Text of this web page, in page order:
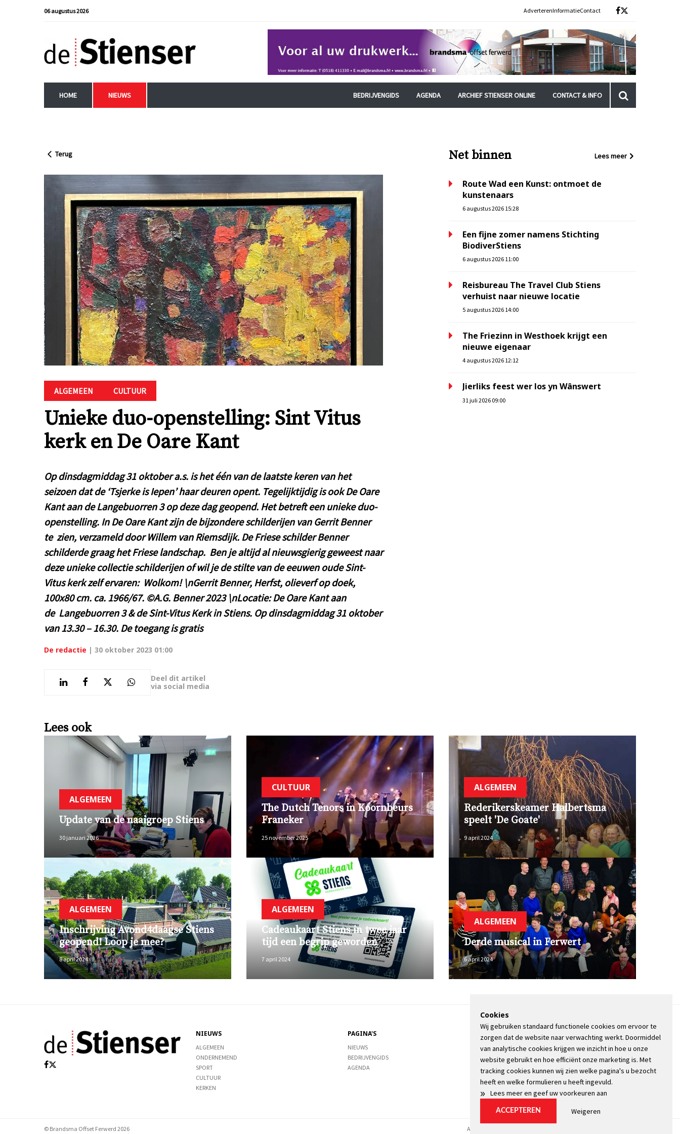
06 augustus 2026 AdverterenInformatieContact
HOME NIEUWS BEDRIJVENGIDS AGENDA ARCHIEF STIENSER ONLINE CONTACT & INFO
Terug
ALGEMEEN CULTUUR
Unieke duo-openstelling: Sint Vitus
kerk en De Oare Kant
Op dinsdagmiddag 31 oktober a.s. is het één van de laatste keren van het
seizoen dat de ‘Tsjerke is Iepen’ haar deuren opent. Tegelijktijdig is ook De Oare
Kant aan de Langebuorren 3 op deze dag geopend. Het betreft een unieke duo-
openstelling. In De Oare Kant zijn de bijzondere schilderijen van Gerrit Benner
te zien, verzameld door Willem van Riemsdijk. De Friese schilder Benner
schilderde graag het Friese landschap. Ben je altijd al nieuwsgierig geweest naar
deze unieke collectie schilderijen of wil je de stilte van de eeuwen oude Sint-
Vitus kerk zelf ervaren: Wolkom! \nGerrit Benner, Herfst, olieverf op doek,
100x80 cm. ca. 1966/67. ©A.G. Benner 2023 \nLocatie: De Oare Kant aan
de Langebuorren 3 & de Sint-Vitus Kerk in Stiens. Op dinsdagmiddag 31 oktober
van 13.30 – 16.30. De toegang is gratis
De redactie | 30 oktober 2023 01:00
Deel dit artikel
via social media
Net binnen Lees meer
Route Wad een Kunst: ontmoet de
kunstenaars
6 augustus 2026 15:28
Een fijne zomer namens Stichting
BiodiverStiens
6 augustus 2026 11:00
Reisbureau The Travel Club Stiens
verhuist naar nieuwe locatie
5 augustus 2026 14:00
The Friezinn in Westhoek krijgt een
nieuwe eigenaar
4 augustus 2026 12:12
Jierliks feest wer los yn Wânswert
31 juli 2026 09:00
Lees ook
ALGEMEEN
Update van de naaigroep Stiens
30 januari 2026
CULTUUR
The Dutch Tenors in Koornbeurs
Franeker
25 november 2025
ALGEMEEN
Rederikerskeamer Halbertsma
speelt 'De Goate'
9 april 2024
ALGEMEEN
Inschrijving Avond4daagse Stiens
geopend! Loop je mee?
8 april 2024
ALGEMEEN
Cadeaukaart Stiens in twee jaar
tijd een begrip geworden
7 april 2024
ALGEMEEN
Derde musical in Ferwert
6 april 2024
NIEUWS
ALGEMEEN
ONDERNEMEND
SPORT
CULTUUR
KERKEN
PAGINA'S
NIEUWS
BEDRIJVENGIDS
AGENDA
OVER DE STIENSER
CONTACT
ADVERTEREN
INFORMATIE
© Brandsma Offset Ferwerd 2026 Algemene voorwaarden
Cookies
Wij gebruiken standaard functionele cookies om ervoor te
zorgen dat de website naar verwachting werkt. Doormiddel
van analytische cookies krijgen we inzicht in hoe u onze
website gebruikt en hoe efficiënt onze marketing is. Met
tracking cookies kunnen wij zien welke pagina's u bezocht
heeft en welke formulieren u heeft ingevuld.
» Lees meer en geef uw voorkeuren aan
ACCEPTEREN Weigeren